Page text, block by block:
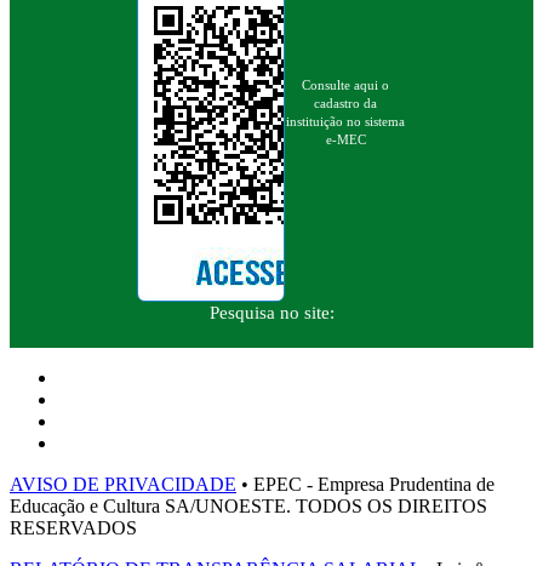
Consulte aqui o
cadastro da
instituição no sistema
e-MEC
Pesquisa no site:
AVISO DE PRIVACIDADE • EPEC - Empresa Prudentina de
Educação e Cultura SA/UNOESTE. TODOS OS DIREITOS
RESERVADOS